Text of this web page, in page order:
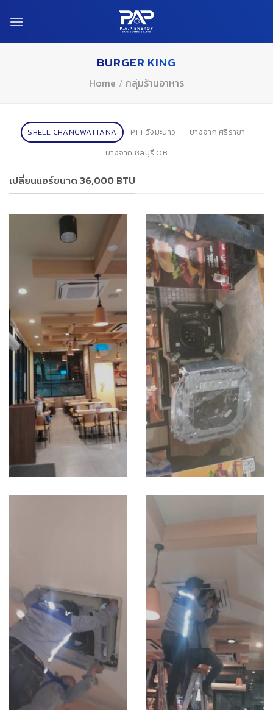
BURGER KING
Home / กลุ่มร้านอาหาร
SHELL CHANGWATTANA PTT วังมะนาว
บางจาก ศรีราชา
บางจาก ชลบุรี OB
เปลี่ยนแอร์ขนาด 36,000 BTU